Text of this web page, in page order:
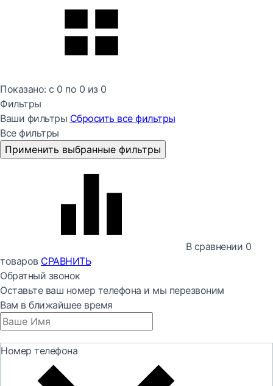
Показано: с 0 по 0 из 0
Фильтры
Ваши фильтры Сбросить все фильтры
Все фильтры
Применить выбранные фильтры
В сравнении 0
товаров СРАВНИТЬ
Обратный звонок
Оставьте ваш номер телефона и мы перезвоним
Вам в ближайшее время
Номер телефона